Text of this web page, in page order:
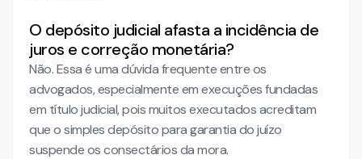
O depósito judicial afasta a incidência de
juros e correção monetária?
Não. Essa é uma dúvida frequente entre os
advogados, especialmente em execuções fundadas
em título judicial, pois muitos executados acreditam
que o simples depósito para garantia do juízo
suspende os consectários da mora.